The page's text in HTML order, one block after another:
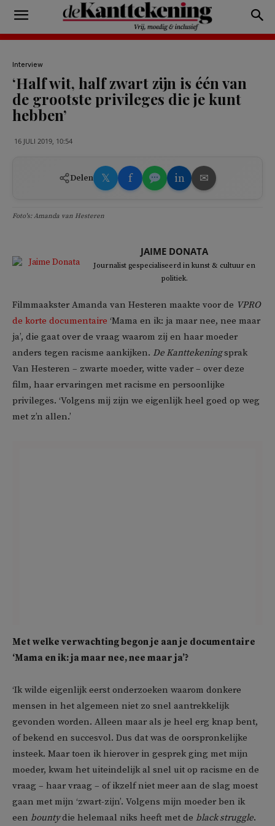
Interview
‘Half wit, half zwart zijn is één van
de grootste privileges die je kunt
hebben’
16 JULI 2019, 10:54
Delen 𝕏 f in ✉
Foto's: Amanda van Hesteren
JAIME DONATA
Journalist gespecialiseerd in kunst & cultuur en
politiek.
Filmmaakster Amanda van Hesteren maakte voor de VPRO
de korte documentaire ‘Mama en ik: ja maar nee, nee maar
ja’, die gaat over de vraag waarom zij en haar moeder
anders tegen racisme aankijken. De Kanttekeningsprak
Van Hesteren – zwarte moeder, witte vader – over deze
film, haar ervaringen met racisme en persoonlijke
privileges. ‘Volgens mij zijn we eigenlijk heel goed op weg
met z’n allen.’
Met welke verwachting begon je aan je documentaire
‘Mama en ik: ja maar nee, nee maar ja’?
‘Ik wilde eigenlijk eerst onderzoeken waarom donkere
mensen in het algemeen niet zo snel aantrekkelijk
gevonden worden. Alleen maar als je heel erg knap bent,
of bekend en succesvol. Dus dat was de oorspronkelijke
insteek. Maar toen ik hierover in gesprek ging met mijn
moeder, kwam het uiteindelijk al snel uit op racisme en de
vraag – haar vraag – of ikzelf niet meer aan de slag moest
gaan met mijn ‘zwart-zijn’. Volgens mijn moeder ben ik
een bountydie helemaal niks heeft met de black struggle.